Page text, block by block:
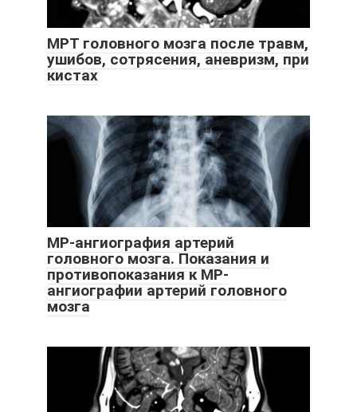
МРТ головного мозга после травм,
ушибов, сотрясения, аневризм, при
кистах
МР-ангиография артерий
головного мозга. Показания и
противопоказания к МР-
ангиографии артерий головного
мозга